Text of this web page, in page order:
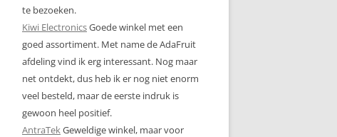
te bezoeken.
Kiwi ElectronicsGoede winkel met een
goed assortiment. Met name de AdaFruit
afdeling vind ik erg interessant. Nog maar
net ontdekt, dus heb ik er nog niet enorm
veel besteld, maar de eerste indruk is
gewoon heel positief.
AntraTekGeweldige winkel, maar voor